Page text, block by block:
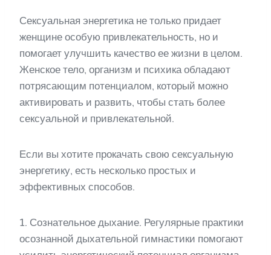
Сексуальная энергетика не только придает
женщине особую привлекательность, но и
помогает улучшить качество ее жизни в целом.
Женское тело, организм и психика обладают
потрясающим потенциалом, который можно
активировать и развить, чтобы стать более
сексуальной и привлекательной.
Если вы хотите прокачать свою сексуальную
энергетику, есть несколько простых и
эффективных способов.
1. Сознательное дыхание. Регулярные практики
осознанной дыхательной гимнастики помогают